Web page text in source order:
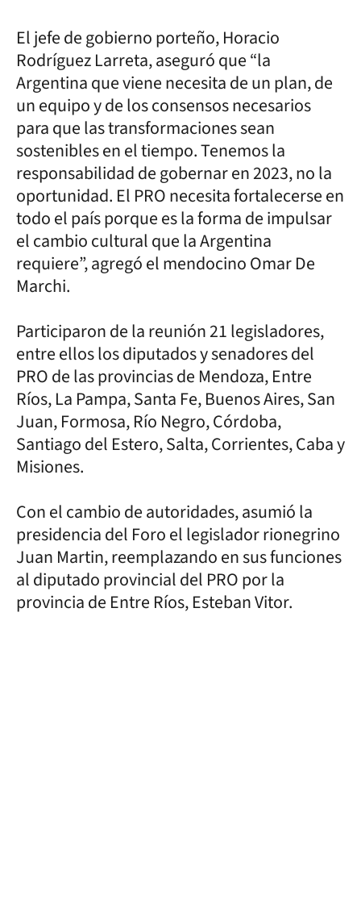
El jefe de gobierno porteño, Horacio
Rodríguez Larreta, aseguró que “la
Argentina que viene necesita de un plan, de
un equipo y de los consensos necesarios
para que las transformaciones sean
sostenibles en el tiempo. Tenemos la
responsabilidad de gobernar en 2023, no la
oportunidad. El PRO necesita fortalecerse en
todo el país porque es la forma de impulsar
el cambio cultural que la Argentina
requiere”, agregó el mendocino Omar De
Marchi.
Participaron de la reunión 21 legisladores,
entre ellos los diputados y senadores del
PRO de las provincias de Mendoza, Entre
Ríos, La Pampa, Santa Fe, Buenos Aires, San
Juan, Formosa, Río Negro, Córdoba,
Santiago del Estero, Salta, Corrientes, Caba y
Misiones.
Con el cambio de autoridades, asumió la
presidencia del Foro el legislador rionegrino
Juan Martin, reemplazando en sus funciones
al diputado provincial del PRO por la
provincia de Entre Ríos, Esteban Vitor.